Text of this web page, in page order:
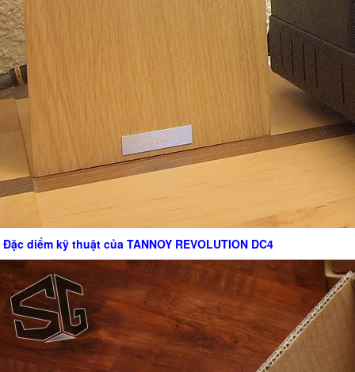
Đặc diểm kỹ thuật của TANNOY REVOLUTION DC4